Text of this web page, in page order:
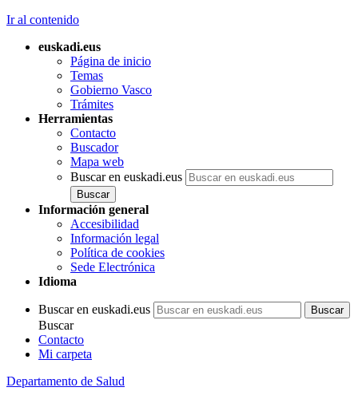
Ir al contenido
euskadi.eus
Página de inicio
Temas
Gobierno Vasco
Trámites
Herramientas
Contacto
Buscador
Mapa web
Buscar en euskadi.eus
Información general
Accesibilidad
Información legal
Política de cookies
Sede Electrónica
Idioma
Buscar en euskadi.eus
Buscar
Contacto
Mi carpeta
Departamento de Salud